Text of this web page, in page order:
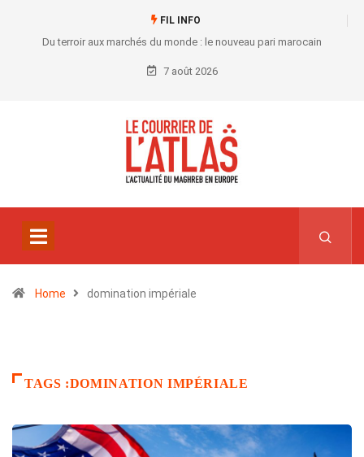
FIL INFO
Du terroir aux marchés du monde : le nouveau pari marocain
7 août 2026
Home domination impériale
TAGS :DOMINATION IMPÉRIALE